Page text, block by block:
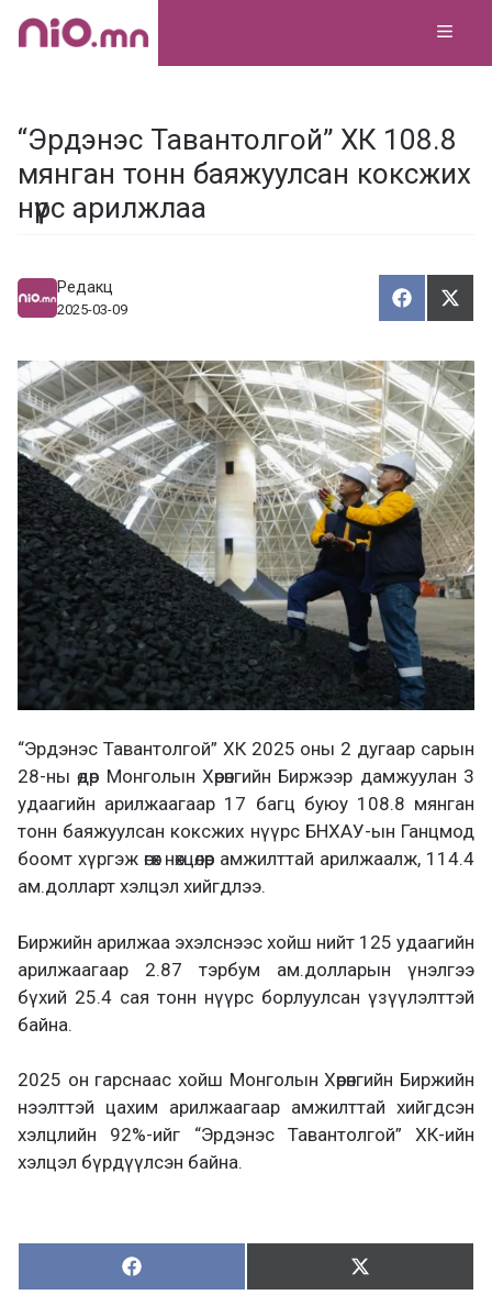
Skip
“Эрдэнэс Тавантолгой” ХК 108.8
мянган тонн баяжуулсан коксжих
нүүрс арилжлаа
Редакц
2025-03-09
Х
у
а
а
л
ц
а
х
Т
ү
э
э
х
“Эрдэнэс Тавантолгой” ХК 2025 оны 2 дугаар сарын
28-ны өдөр Монголын Хөрөнгийн Биржээр дамжуулан 3
удаагийн арилжаагаар 17 багц буюу 108.8 мянган
тонн баяжуулсан коксжих нүүрс БНХАУ-ын Ганцмод
боомт хүргэж өгөх нөхцөлөөр амжилттай арилжаалж, 114.4
ам.долларт хэлцэл хийгдлээ.
Биржийн арилжаа эхэлснээс хойш нийт 125 удаагийн
арилжаагаар 2.87 тэрбум ам.долларын үнэлгээ
бүхий 25.4 сая тонн нүүрс борлуулсан үзүүлэлттэй
байна.
2025 он гарснаас хойш Монголын Хөрөнгийн Биржийн
нээлттэй цахим арилжаагаар амжилттай хийгдсэн
хэлцлийн 92%-ийг “Эрдэнэс Тавантолгой” ХК-ийн
хэлцэл бүрдүүлсэн байна.
Хуваалцах:
Х
у
Түгээх:
Т
ү